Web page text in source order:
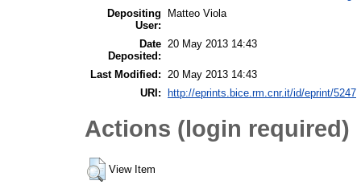
Depositing
User:
Matteo Viola
Date
Deposited:
20 May 2013 14:43
Last Modified:
20 May 2013 14:43
URI:
http://eprints.bice.rm.cnr.it/id/eprint/5247
Actions (login required)
View Item